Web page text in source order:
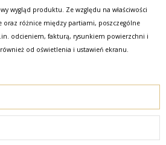
wygląd produktu. Ze względu na właściwości
oraz różnice między partiami, poszczególne
odcieniem, fakturą, rysunkiem powierzchni i
od oświetlenia i ustawień ekranu.